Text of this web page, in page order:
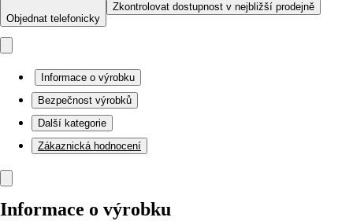
Objednat telefonicky
Zkontrolovat dostupnost v nejbližší prodejně
Informace o výrobku
Bezpečnost výrobků
Další kategorie
Zákaznická hodnocení
Informace o výrobku